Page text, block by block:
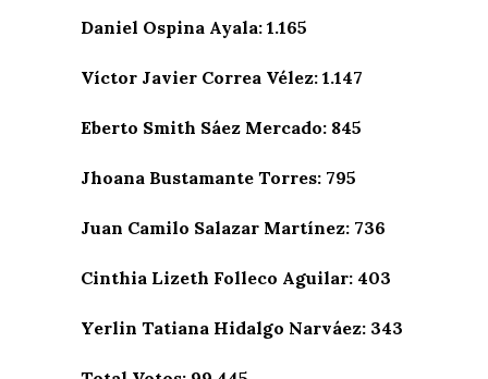
Daniel Ospina Ayala: 1.165
Víctor Javier Correa Vélez: 1.147
Eberto Smith Sáez Mercado: 845
Jhoana Bustamante Torres: 795
Juan Camilo Salazar Martínez: 736
Cinthia Lizeth Folleco Aguilar: 403
Yerlin Tatiana Hidalgo Narváez: 343